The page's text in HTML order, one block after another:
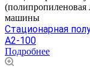
(полипропиленовая
машины
Стационарная
A2-100
Подробнее